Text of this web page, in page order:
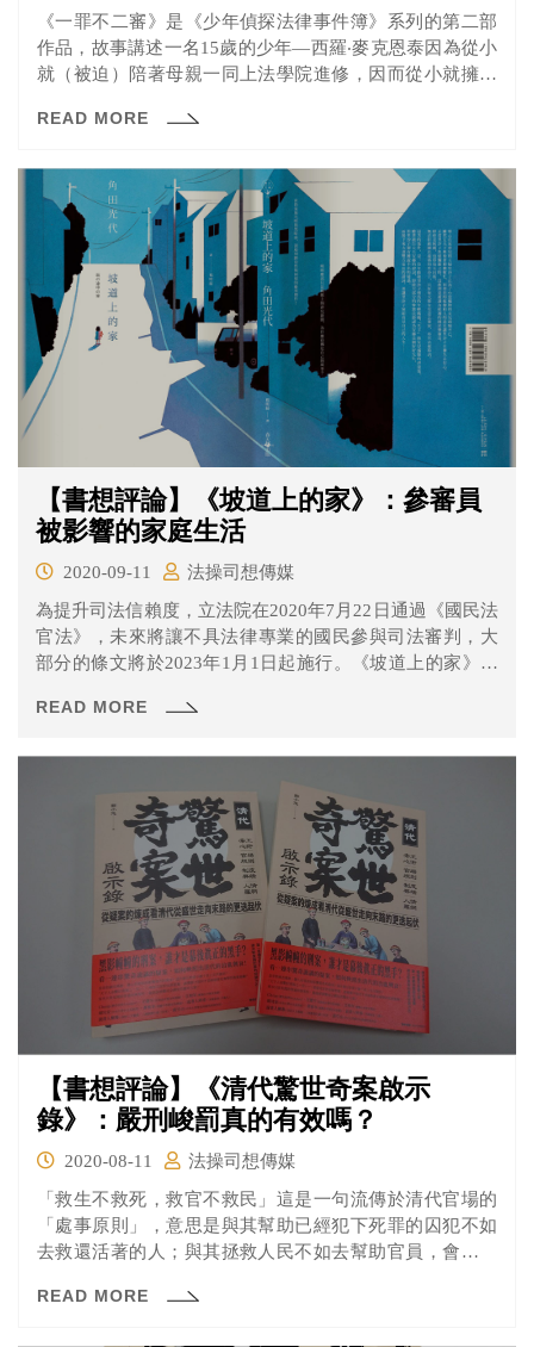
《一罪不二審》是《少年偵探法律事件簿》系列的第二部
作品，故事講述一名15歲的少年—西羅‧麥克恩泰因為從小
就（被迫）陪著母親一同上法學院進修，因而從小就擁有
要提早面對社會的現實，卻也因此發現許多事件隱藏在社
位清潔工，為了滅火卻將清潔劑朝火上撒去，因為清潔劑
爆炸而產生更強大的火勢與濃煙，結果導致知名科學家被
火場的濃煙嗆死，原本應該是「救火英雄」清潔工變成了
過失致死的「殺人犯」。
READ MORE
【書想評論】《坡道上的家》：參審員
被影響的家庭生活
2020-09-11
法操司想傳媒
為提升司法信賴度，立法院在2020年7月22日通過《國民法
官法》，未來將讓不具法律專業的國民參與司法審判，大
部分的條文將於2023年1月1日起施行。《坡道上的家》故
主婦的視角，一窺參審員的工作內容與其產生的內心糾
READ MORE
【書想評論】《清代驚世奇案啟示
錄》：嚴刑峻罰真的有效嗎？
2020-08-11
法操司想傳媒
「救生不救死，救官不救民」這是一句流傳於清代官場的
「處事原則」，意思是與其幫助已經犯下死罪的囚犯不如
去救還活著的人；與其拯救人民不如去幫助官員，會有這
的原因所導致的呢？這都在中國歷史學家—鄭小悠所著的
READ MORE